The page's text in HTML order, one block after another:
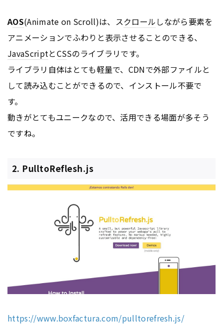
AOS(Animate on Scroll)は、スクロールしながら要素を
アニメーションでふわりと表示させることのできる、
JavaScriptとCSSのライブラリです。
ライブラリ自体はとても軽量で、CDNで外部ファイルと
して読み込むことができるので、インストール不要で
す。
動きがとてもユニークなので、活用できる場面が多そう
ですね。
2. PulltoReflesh.js
https://www.boxfactura.com/pulltorefresh.js/